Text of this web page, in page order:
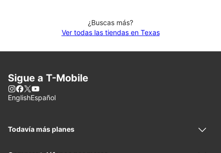
¿Buscas más?
Ver todas las tiendas en Texas